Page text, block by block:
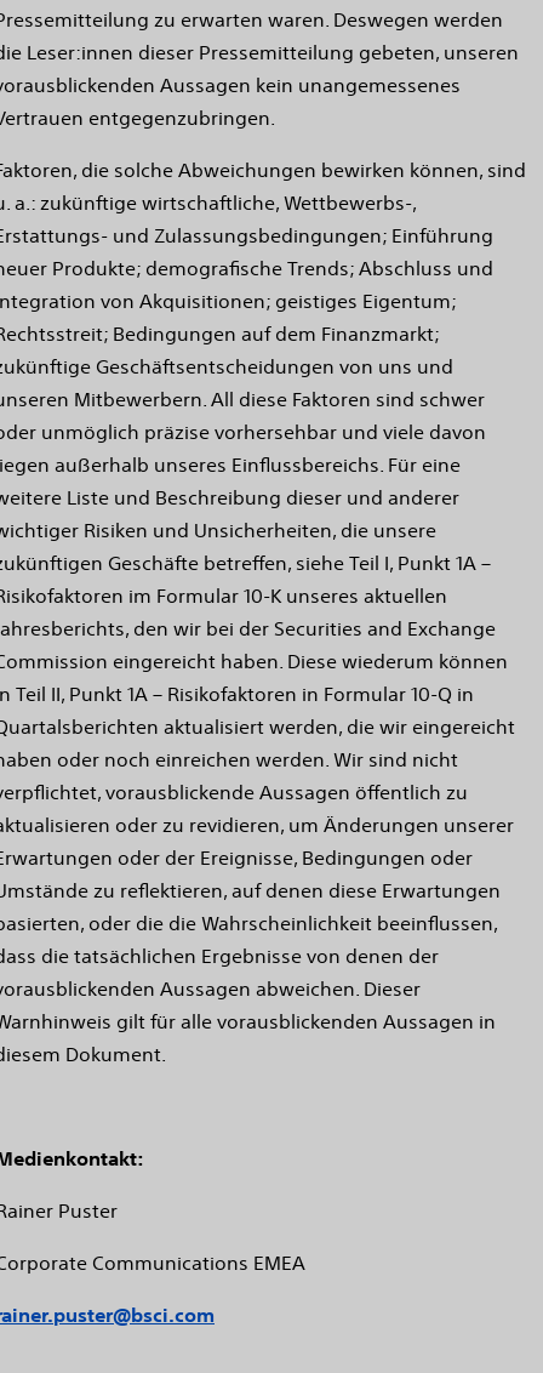
zu erwarten waren. Deswegen werden
Leser:innen dieser Pressemitteilung gebeten, unseren
Aussagen kein unangemessenes
entgegenzubringen.
die solche Abweichungen bewirken können, sind
a.: zukünftige wirtschaftliche, Wettbewerbs-,
und Zulassungsbedingungen; Einführung
Produkte; demografische Trends; Abschluss und
von Akquisitionen; geistiges Eigentum;
Bedingungen auf dem Finanzmarkt;
Geschäftsentscheidungen von uns und
Mitbewerbern. All diese Faktoren sind schwer
unmöglich präzise vorhersehbar und viele davon
außerhalb unseres Einflussbereichs. Für eine
Liste und Beschreibung dieser und anderer
Risiken und Unsicherheiten, die unsere
Geschäfte betreffen, siehe Teil I, Punkt 1A –
im Formular 10-K unseres aktuellen
den wir bei der Securities and Exchange
eingereicht haben. Diese wiederum können
Teil II, Punkt 1A – Risikofaktoren in Formular 10-Q in
aktualisiert werden, die wir eingereicht
oder noch einreichen werden. Wir sind nicht
vorausblickende Aussagen öffentlich zu
oder zu revidieren, um Änderungen unserer
oder der Ereignisse, Bedingungen oder
zu reflektieren, auf denen diese Erwartungen
oder die die Wahrscheinlichkeit beeinflussen,
die tatsächlichen Ergebnisse von denen der
Aussagen abweichen. Dieser
gilt für alle vorausblickenden Aussagen in
Dokument.
Puster
Communications EMEA